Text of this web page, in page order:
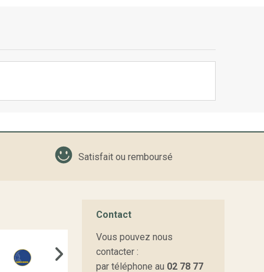
Satisfait ou remboursé
Contact
Vous pouvez nous
contacter :
par téléphone au 02 78 77